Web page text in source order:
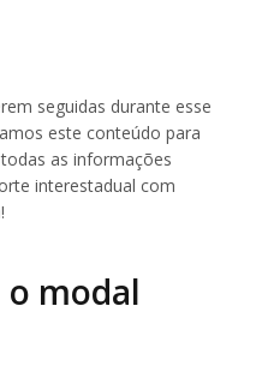
seguidas durante esse
este conteúdo para
as informações
interestadual com
modal